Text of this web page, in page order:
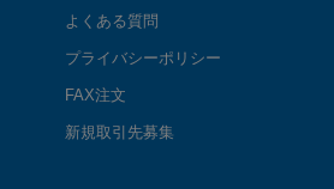
よくある質問
プライバシーポリシー
FAX注文
新規取引先募集